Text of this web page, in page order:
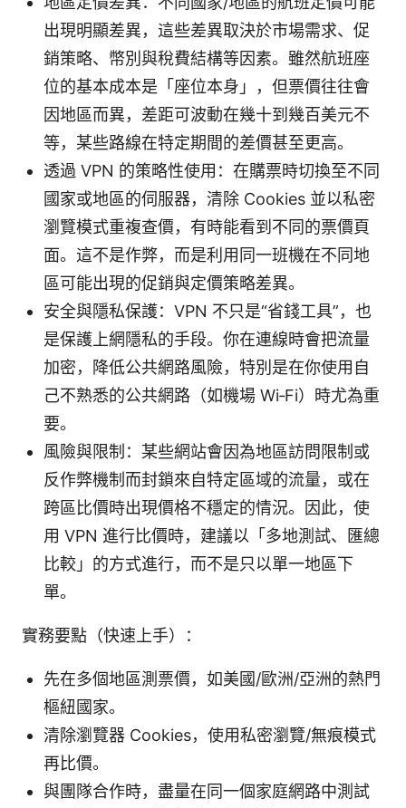
出現明顯差異，這些差異取決於市場需求、促
銷策略、幣別與稅費結構等因素。雖然航班座
位的基本成本是「座位本身」，但票價往往會
因地區而異，差距可波動在幾十到幾百美元不
等，某些路線在特定期間的差價甚至更高。
透過 VPN 的策略性使用：在購票時切換至不同
國家或地區的伺服器，清除 Cookies 並以私密
瀏覽模式重複查價，有時能看到不同的票價頁
面。這不是作弊，而是利用同一班機在不同地
區可能出現的促銷與定價策略差異。
安全與隱私保護：VPN 不只是“省錢工具”，也
是保護上網隱私的手段。你在連線時會把流量
加密，降低公共網路風險，特別是在你使用自
己不熟悉的公共網路（如機場 Wi‑Fi）時尤為重
要。
風險與限制：某些網站會因為地區訪問限制或
反作弊機制而封鎖來自特定區域的流量，或在
跨區比價時出現價格不穩定的情況。因此，使
用 VPN 進行比價時，建議以「多地測試、匯總
比較」的方式進行，而不是只以單一地區下
單。
實務要點（快速上手）：
先在多個地區測票價，如美國/歐洲/亞洲的熱門
樞紐國家。
清除瀏覽器 Cookies，使用私密瀏覽/無痕模式
再比價。
與團隊合作時，盡量在同一個家庭網路中測試